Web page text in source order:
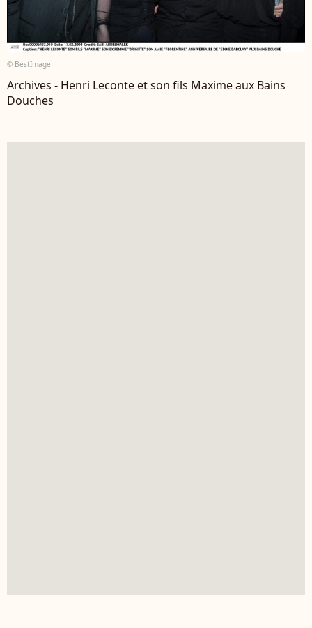
© BestImage
Archives - Henri Leconte et son fils Maxime aux Bains
Douches